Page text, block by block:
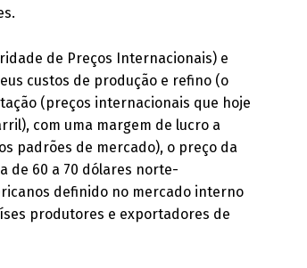
de Preços Internacionais) e
custos de produção e refino (o
(preços internacionais que hoje
com uma margem de lucro a
padrões de mercado), o preço da
de 60 a 70 dólares norte-
definido no mercado interno
produtores e exportadores de